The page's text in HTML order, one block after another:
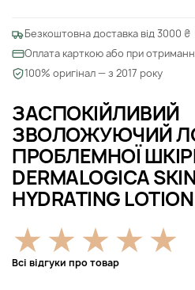
ЗАСПОКІЙЛИВИЙ
ЗВОЛОЖУЮЧИЙ
ПРОБЛЕМНОЇ
DERMALOGICA
HYDRATING LOTION
Всі відгуки про товар
Безкоштовна доставка від 3000 ₴
Оплата карткою або при
100% оригінал — з 2017 року